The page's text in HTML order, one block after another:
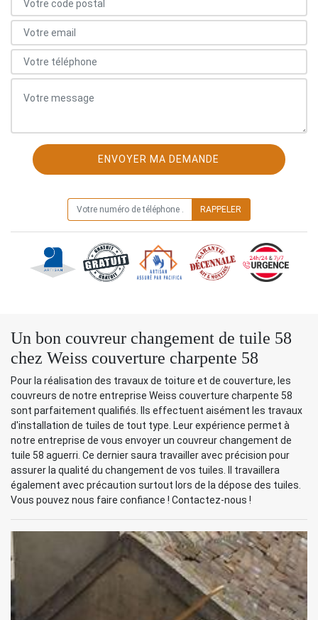
Un bon couvreur changement de tuile 58
chez Weiss couverture charpente 58
Pour la réalisation des travaux de toiture et de couverture, les
couvreurs de notre entreprise Weiss couverture charpente 58
sont parfaitement qualifiés. Ils effectuent aisément les travaux
d'installation de tuiles de tout type. Leur expérience permet à
notre entreprise de vous envoyer un couvreur changement de
tuile 58 aguerri. Ce dernier saura travailler avec précision pour
assurer la qualité du changement de vos tuiles. Il travaillera
également avec précaution surtout lors de la dépose des tuiles.
Vous pouvez nous faire confiance ! Contactez-nous !